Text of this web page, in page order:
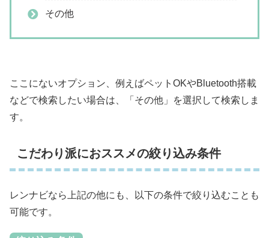
その他
ここにないオプション、例えばペットOKやBluetooth搭載
などで検索したい場合は、「その他」を選択して検索しま
す。
こだわり派におススメの絞り込み条件
レンナビなら上記の他にも、以下の条件で絞り込むことも
可能です。